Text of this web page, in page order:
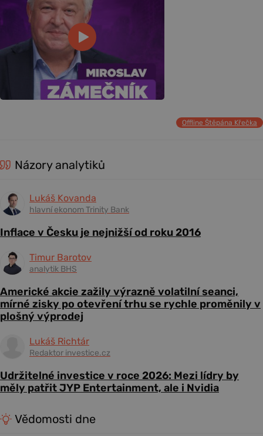
Offline Štěpána Křečka
Názory analytiků
Lukáš Kovanda
hlavní ekonom Trinity Bank
Inflace v Česku je nejnižší od roku 2016
Timur Barotov
analytik BHS
Americké akcie zažily výrazně volatilní seanci,
mírné zisky po otevření trhu se rychle proměnily v
plošný výprodej
Lukáš Richtár
Redaktor investice.cz
Udržitelné investice v roce 2026: Mezi lídry by
měly patřit JYP Entertainment, ale i Nvidia
Vědomosti dne